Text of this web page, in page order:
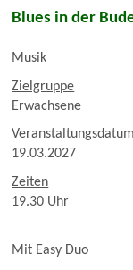
Blues in der
Musik
Zielgruppe
Erwachsene
Veranstaltungsdatum
19.03.2027
Zeiten
19.30 Uhr
Mit Easy Duo